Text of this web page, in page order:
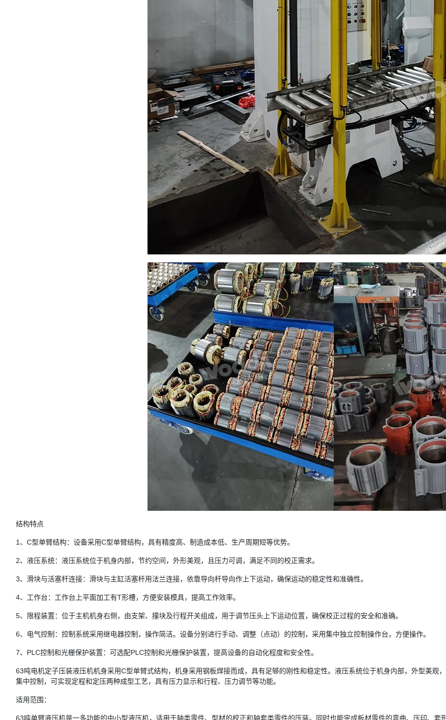
结构特点
1、C型单臂结构：设备采用C型单臂结构，具有精度高、制造成本低、生产周期短等优势。
2、液压系统：液压系统位于机身内部，节约空间，外形美观，且压力可调，满足不同的校正需求。
3、滑块与活塞杆连接：滑块与主缸活塞杆用法兰连接，依靠导向杆导向作上下运动，确保运动的稳定性和准确性。
4、工作台：工作台上平面加工有T形槽，方便安装模具，提高工作效率。
5、限程装置：位于主机机身右侧，由支架、撞块及行程开关组成，用于调节压头上下运动位置，确保校正过程的安全和准确。
6、电气控制：控制系统采用继电器控制，操作简洁。设备分别进行手动、调整（点动）的控制，采用集中独立控制操作台，方便操作。
7、PLC控制和光栅保护装置：可选配PLC控制和光栅保护装置，提高设备的自动化程度和安全性。
63吨电机定子压装液压机机身采用C型单臂式结构，机身采用钢板焊接而成，具有足够的刚性和稳定性。液压系统位于机身内部，外型美观
集中控制，可实现定程和定压两种成型工艺，具有压力显示和行程、压力调节等功能。
适用范围：
63吨单臂液压机是一多功能的中小型液压机，适用于轴类零件、型材的校正和轴套类零件的压装。同时也能完成板材零件的弯曲、压印、